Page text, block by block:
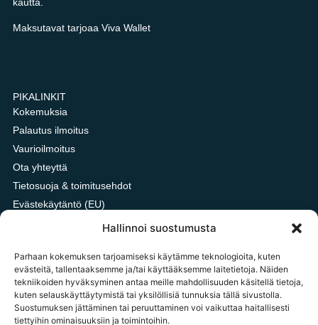
Hallinnoi suostumusta
Parhaan kokemuksen tarjoamiseksi käytämme teknologioita, kuten
evästeitä, tallentaaksemme ja/tai käyttääksemme laitetietoja. Näiden
tekniikoiden hyväksyminen antaa meille mahdollisuuden käsitellä tietoja,
kuten selauskäyttäytymistä tai yksilöllisiä tunnuksia tällä sivustolla.
Suostumuksen jättäminen tai peruuttaminen voi vaikuttaa haitallisesti
tiettyihin ominaisuuksiin ja toimintoihin.
kautta.
Maksutavat tarjoaa Viva Wallet
PIKALINKIT
Kokemuksia
Palautus ilmoitus
Vaurioilmoitus
Ota yhteyttä
Tietosuoja & toimitusehdot
Evästekäytäntö (EU)
Oxford vai HDPE kangas?
OTA YHTEYTTÄ
tilaukset@tavarataivas.fi